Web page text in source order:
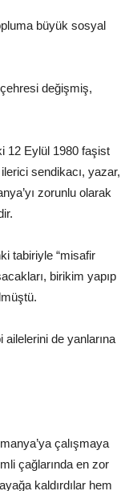
büyük sosyal
çehresi değişmiş,
12 Eylül 1980 faşist
sendikacı, yazar,
zorunlu olarak
tabiriyle “misafir
birikim yapıp
de yanlarına
çalışmaya
çağlarında en zor
kaldırdılar hem